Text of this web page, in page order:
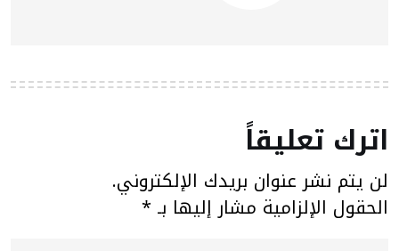
اترك تعليقاً
لن يتم نشر عنوان بريدك الإلكتروني.
الحقول الإلزامية مشار إليها بـ *